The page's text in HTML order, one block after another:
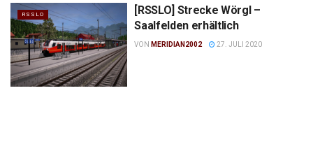
RSSLO
[RSSLO] Strecke Wörgl –
Saalfelden erhältlich
VON MERIDIAN2002 27. JULI 2020